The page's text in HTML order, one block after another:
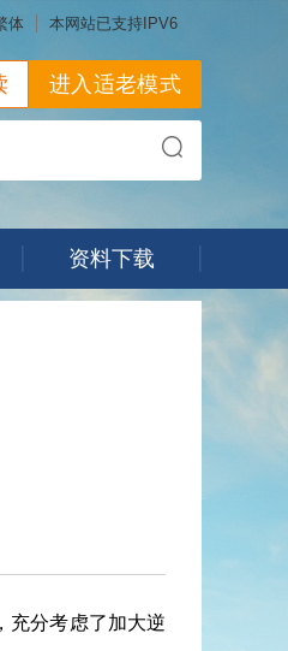
体 本网站已支持IPV6
进入适老模式
资料下载
充分考虑了加大逆